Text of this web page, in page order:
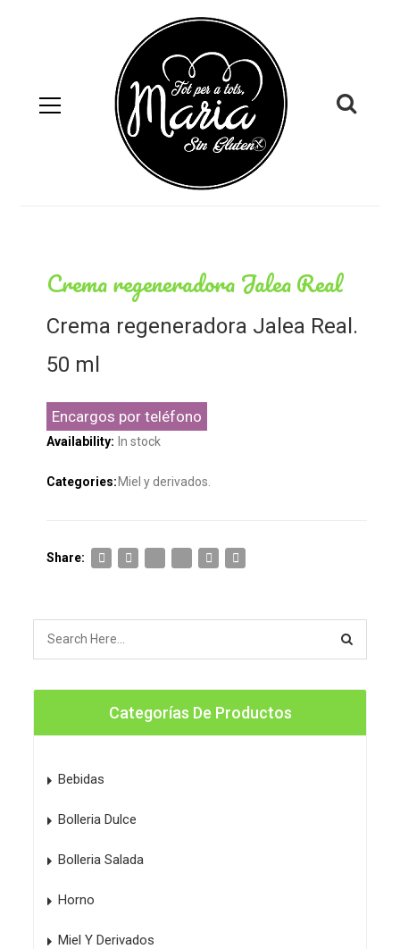
Crema regeneradora Jalea Real
Crema regeneradora Jalea Real.
50 ml
Encargos por teléfono
Availability: In stock
Categories: Miel y derivados
Share:
Categorías De Productos
Bebidas
Bolleria Dulce
Bolleria Salada
Horno
Miel Y Derivados